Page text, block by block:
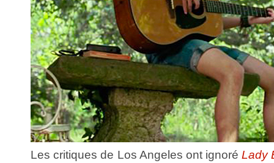
Les critiques de Los Angeles ont ignoréLady